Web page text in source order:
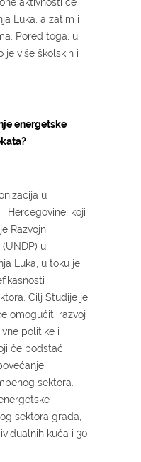
Luka, a zatim i
Pored toga, u
je više školskih i
energetske
u
Hercegovine, koji
Razvojni
u
Luka, u toku je
Cilj Studije je
omogućiti razvoj
politike i
će podstaći
sektora.
sektora grada,
kuća i 30